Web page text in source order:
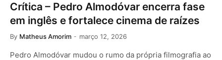
Crítica – Pedro Almodóvar encerra fase
em inglês e fortalece cinema de raízes
By Matheus Amorim março 12, 2026
Pedro Almodóvar mudou o rumo da própria filmografia ao